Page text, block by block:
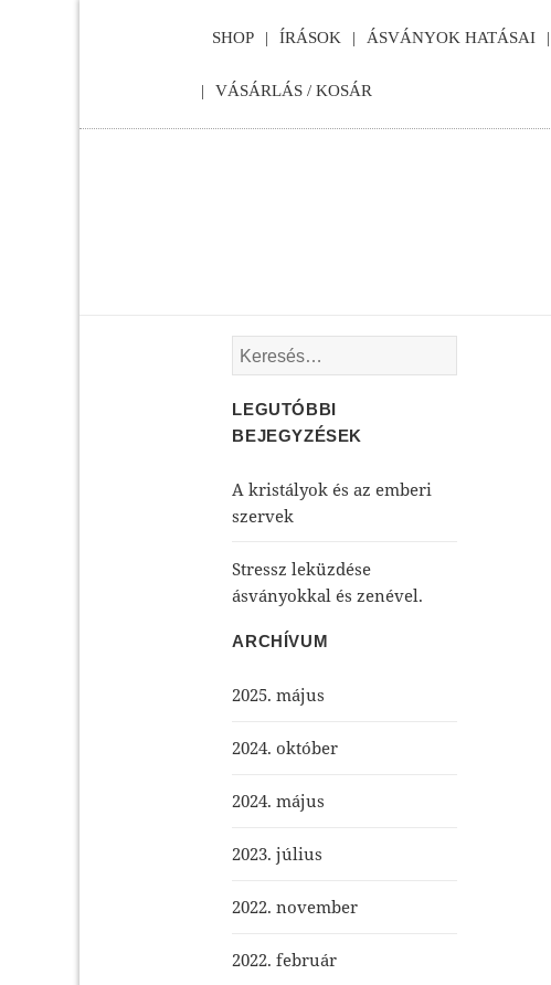
SHOP ÍRÁSOK ÁSVÁNYOK HATÁSAI
VÁSÁRLÁS / KOSÁR
Keresés:
LEGUTÓBBI
BEJEGYZÉSEK
A kristályok és az emberi
szervek
Stressz leküzdése
ásványokkal és zenével.
ARCHÍVUM
2025. május
2024. október
2024. május
2023. július
2022. november
2022. február